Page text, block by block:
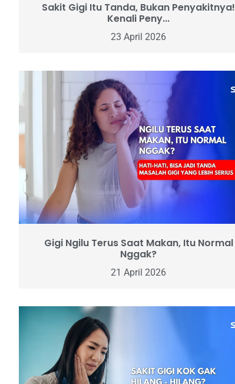
Sakit Gigi Itu Tanda, Bukan Penyakitnya!
Kenali Peny...
23 April 2026
Gigi Ngilu Terus Saat Makan, Itu Normal
Nggak?
21 April 2026